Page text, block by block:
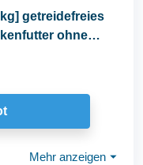
getreidefreies
ohne
Mehr anzeigen ⏷